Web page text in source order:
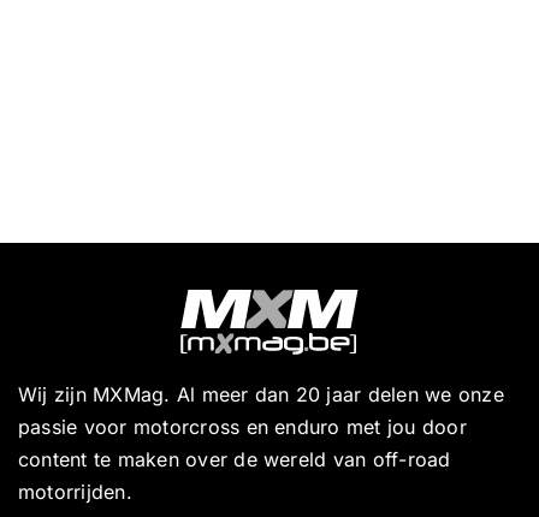
Wij zijn MXMag. Al meer dan 20 jaar delen we onze
passie voor motorcross en enduro met jou door
content te maken over de wereld van off-road
motorrijden.